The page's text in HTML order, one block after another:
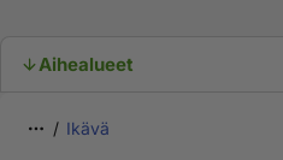
Aihealueet
Ikävä